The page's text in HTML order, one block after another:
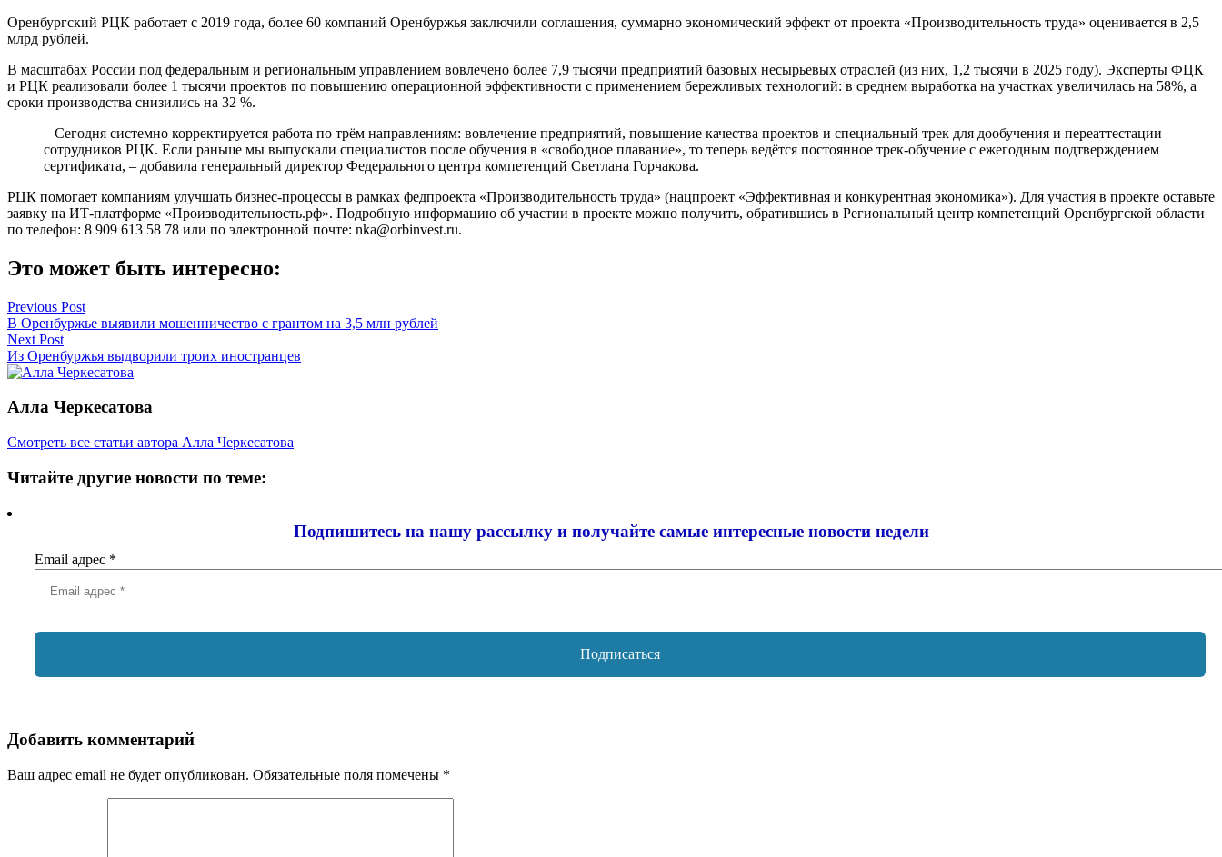
Оренбургский РЦК работает с 2019 года, более 60 компаний Оренбуржья заключили соглашения, суммарно экономический эффект от проекта «Производительность труда» оценивается в 2,5
млрд рублей.
В масштабах России под федеральным и региональным управлением вовлечено более 7,9 тысячи предприятий базовых несырьевых отраслей (из них, 1,2 тысячи в 2025 году). Эксперты ФЦК
и РЦК реализовали более 1 тысячи проектов по повышению операционной эффективности с применением бережливых технологий: в среднем выработка на участках увеличилась на 58%, а
сроки производства снизились на 32 %.
– Сегодня системно корректируется работа по трём направлениям: вовлечение предприятий, повышение качества проектов и специальный трек для дообучения и переаттестации
сотрудников РЦК. Если раньше мы выпускали специалистов после обучения в «свободное плавание», то теперь ведётся постоянное трек-обучение с ежегодным подтверждением
сертификата, – добавила генеральный директор Федерального центра компетенций Светлана Горчакова.
РЦК помогает компаниям улучшать бизнес-процессы в рамках федпроекта «Производительность труда» (нацпроект «Эффективная и конкурентная экономика»). Для участия в проекте оставьте
заявку на ИТ-платформе «Производительность.рф». Подробную информацию об участии в проекте можно получить, обратившись в Региональный центр компетенций Оренбургской области
по телефон: 8 909 613 58 78 или по электронной почте: nka@orbinvest.ru.
Это может быть интересно:
Навигация
по
записям
Previous Post
В Оренбуржье выявили мошенничество с грантом на 3,5 млн рублей
Next Post
Из Оренбуржья выдворили троих иностранцев
Алла Черкесатова
Смотреть все статьи автора Алла Черкесатова
Читайте другие новости по теме:
Подпишитесь на нашу рассылку и получайте самые интересные новости недели
Email адрес *
Добавить комментарий
Ваш адрес email не будет опубликован. Обязательные поля помечены *